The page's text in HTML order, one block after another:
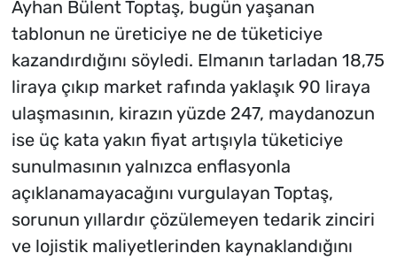
Ayhan Bülent Toptaş, bugün yaşanan
tablonun ne üreticiye ne de tüketiciye
kazandırdığını söyledi. Elmanın tarladan 18,75
liraya çıkıp market rafında yaklaşık 90 liraya
ulaşmasının, kirazın yüzde 247, maydanozun
ise üç kata yakın fiyat artışıyla tüketiciye
sunulmasının yalnızca enflasyonla
açıklanamayacağını vurgulayan Toptaş,
sorunun yıllardır çözülemeyen tedarik zinciri
ve lojistik maliyetlerinden kaynaklandığını